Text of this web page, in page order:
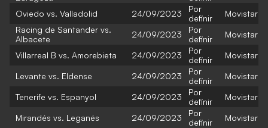
Oviedo vs. Valladolid 24/09/2023
Por
definir
Movistar
Racing de Santander vs.
Albacete
24/09/2023
Por
definir
Movistar
Villarreal B vs. Amorebieta 24/09/2023
Por
definir
Movistar
Levante vs. Eldense 24/09/2023
Por
definir
Movistar
Tenerife vs. Espanyol 24/09/2023
Por
definir
Movistar
Mirandés vs. Leganés 24/09/2023
Por
definir
Movistar